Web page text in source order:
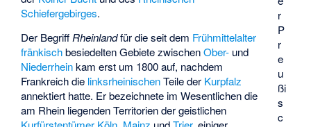
r
P
r
e
u
ßi
s
c
Schiefergebirges.
Der Begriff Rheinlandfür die seit dem Frühmittelalter
fränkischbesiedelten Gebiete zwischenOber- und
Niederrheinkam erst um 1800 auf, nachdem
Frankreich die linksrheinischenTeile der Kurpfalz
annektiert hatte. Er bezeichnete im Wesentlichen die
am Rhein liegenden Territorien der geistlichen